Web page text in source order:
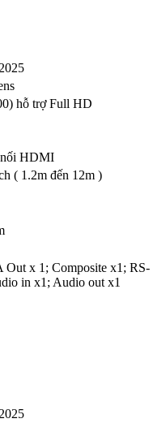
hỗ trợ Full HD
HDMI
( 1.2m đến 12m )
x 1; Composite x1; RS-
in x1; Audio out x1